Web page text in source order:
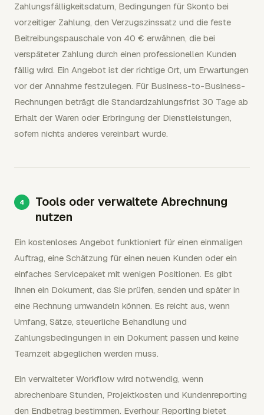
Zahlungsfälligkeitsdatum, Bedingungen für Skonto bei
vorzeitiger Zahlung, den Verzugszinssatz und die feste
Beitreibungspauschale von 40 € erwähnen, die bei
verspäteter Zahlung durch einen professionellen Kunden
fällig wird. Ein Angebot ist der richtige Ort, um Erwartungen
vor der Annahme festzulegen. Für Business-to-Business-
Rechnungen beträgt die Standardzahlungsfrist 30 Tage ab
Erhalt der Waren oder Erbringung der Dienstleistungen,
sofern nichts anderes vereinbart wurde.
Tools oder verwaltete Abrechnung
nutzen
Ein kostenloses Angebot funktioniert für einen einmaligen
Auftrag, eine Schätzung für einen neuen Kunden oder ein
einfaches Servicepaket mit wenigen Positionen. Es gibt
Ihnen ein Dokument, das Sie prüfen, senden und später in
eine Rechnung umwandeln können. Es reicht aus, wenn
Umfang, Sätze, steuerliche Behandlung und
Zahlungsbedingungen in ein Dokument passen und keine
Teamzeit abgeglichen werden muss.
Ein verwalteter Workflow wird notwendig, wenn
abrechenbare Stunden, Projektkosten und Kundenreporting
den Endbetrag bestimmen. Everhour Reporting bietet